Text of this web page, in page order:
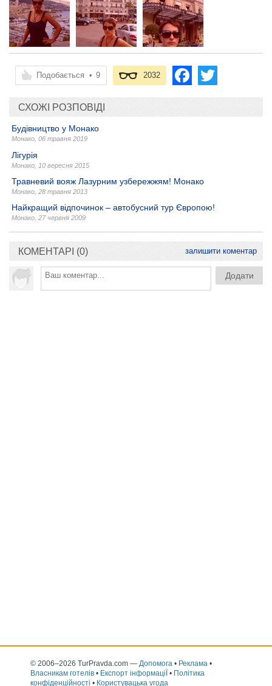
Подобається • 9 2032
СХОЖІ РОЗПОВІДІ
Будівництво у Монако
Монако 06 травня 2019
Лігурія
Монако 10 вересня 2015
Травневий вояж Лазурним узбережжям! Монако
Монако 28 травня 2013
Найкращий відпочинок – автобусний тур Європою!
Монако 27 червня 2009
КОМЕНТАРІ (0) залишити коментар
© 2006–2026 TurPravda.com — Допомога • Реклама •
Власникам готелів • Експорт інформаціЇ • Політика
конфіденційності • Користувацька угода